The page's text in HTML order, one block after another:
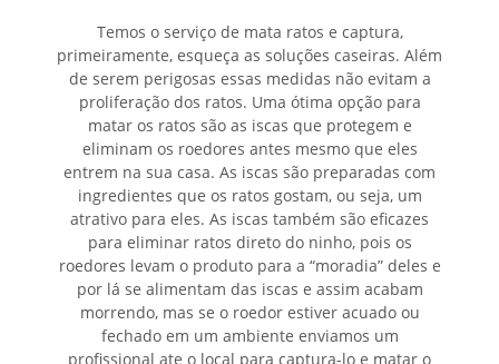
Temos o serviço de mata ratos e captura,
primeiramente, esqueça as soluções caseiras. Além
de serem perigosas essas medidas não evitam a
proliferação dos ratos. Uma ótima opção para
matar os ratos são as iscas que protegem e
eliminam os roedores antes mesmo que eles
entrem na sua casa. As iscas são preparadas com
ingredientes que os ratos gostam, ou seja, um
atrativo para eles. As iscas também são eficazes
para eliminar ratos direto do ninho, pois os
roedores levam o produto para a “moradia” deles e
por lá se alimentam das iscas e assim acabam
morrendo, mas se o roedor estiver acuado ou
fechado em um ambiente enviamos um
profissional ate o local para captura-lo e matar o